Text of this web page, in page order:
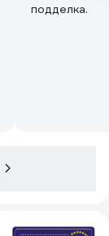
подделка.